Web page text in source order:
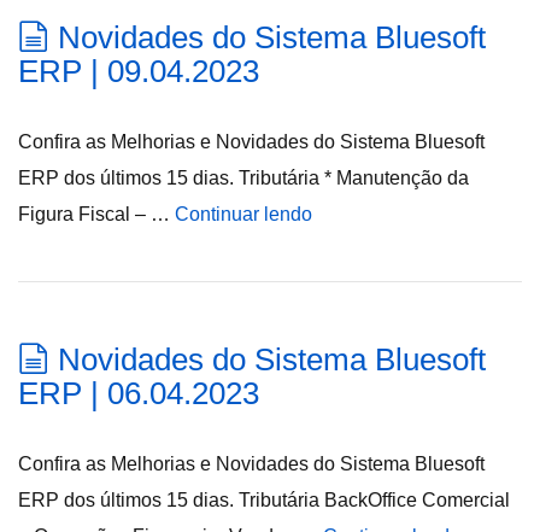
Novidades do Sistema Bluesoft
ERP | 09.04.2023
Confira as Melhorias e Novidades do Sistema Bluesoft
ERP dos últimos 15 dias. Tributária * Manutenção da
Figura Fiscal – … Continuar lendo
Novidades do Sistema Bluesoft
ERP | 06.04.2023
Confira as Melhorias e Novidades do Sistema Bluesoft
ERP dos últimos 15 dias. Tributária BackOffice Comercial